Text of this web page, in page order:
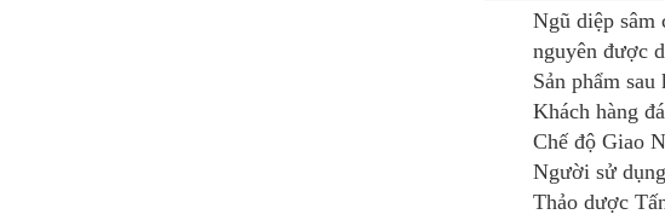
Ngũ diệp sâm
nguyên được
Sản phẩm
Khách hàng
Chế độ Giao
Người sử
Thảo dược